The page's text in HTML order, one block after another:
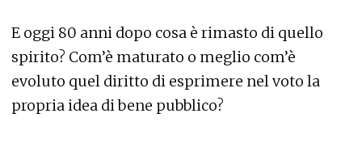
E oggi 80 anni dopo cosa è rimasto di quello
spirito? Com’è maturato o meglio com’è
evoluto quel diritto di esprimere nel voto la
propria idea di bene pubblico?